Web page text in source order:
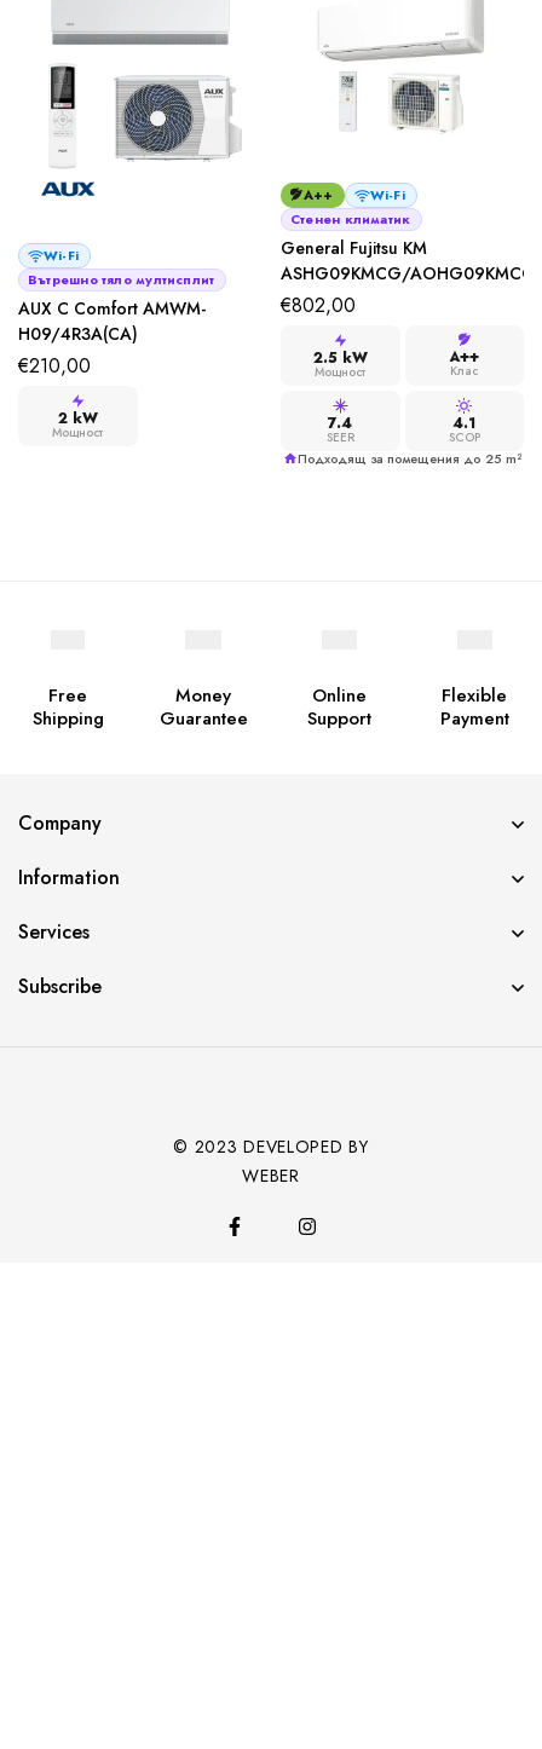
Wi-Fi
Вътрешно тяло мултисплит
AUX C Comfort AMWM-
H09/4R3A(CA)
€210,00
2 kW
Мощност
A++
Wi-Fi
Стенен климатик
General Fujitsu KM
ASHG09KMCG/AOHG09KMCG
€802,00
2.5 kW
Мощност
A++
Клас
7.4
SEER
4.1
SCOP
Подходящ за помещения до 25 m²
Free
Shipping
Money
Guarantee
Online
Support
Flexible
Payment
Company
Information
Services
Subscribe
© 2023 DEVELOPED BY
WEBER